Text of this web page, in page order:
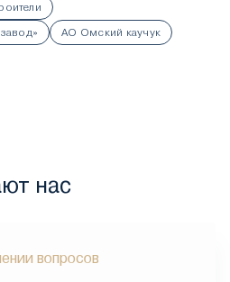
АО Омский каучук
нас
вопросов